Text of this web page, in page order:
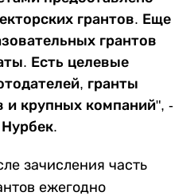
грантов. Еще
грантов
Есть целевые
гранты
и крупных компаний", -
зачисления часть
ежегодно